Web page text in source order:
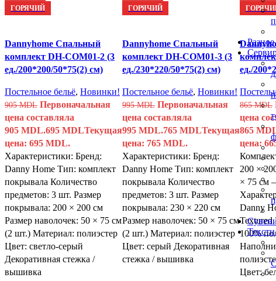
Разное
ГОРЯЧИЙ
Dannyhome Спальный
комплект DH-COM01-2 (3
ед./200*200/50*75(2) см)
Постельное бельё, Новинки!
905MDL Первоначальная
цена составляла
905 MDL.695 MDLТекущая
цена: 695 MDL.
Характеристики: Бренд:
Danny Home Тип: комплект
покрывала Количество
предметов: 3 шт. Размер
покрывала: 200 × 200 см
Размер наволочек: 50 × 75 см
(2 шт.) Материал: полиэстер
Цвет: светло-серый
Декоративная стежка /
вышивка
ГОРЯЧИЙ
Dannyhome Спальный
комплект DH-COM01-3 (3
ед./230*220/50*75(2) см)
Постельное бельё, Новинки!
995MDL Первоначальная
цена составляла
995 MDL.765 MDLТекущая
цена: 765 MDL.
Характеристики: Бренд:
Danny Home Тип: комплект
покрывала Количество
предметов: 3 шт. Размер
покрывала: 230 × 220 см
Размер наволочек: 50 × 75 см
(2 шт.) Материал: полиэстер
Цвет: серый Декоративная
стежка / вышивка
ед./
865MDL
цена
865
цена:
200 ×
× 75 см
Danny
Textured
100%
Цвет: